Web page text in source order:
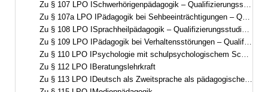
Zu § 107 LPO ISchwerhörigenpädagogik – Qualifizierungsstudium(Förderschwerpunkt Hören, auditiv-visuelle Ausrichtung)
Zu § 107a LPO IPädagogik bei Sehbeeinträchtigungen – Qualifizierungsstudium(Förderschwerpunkt Sehen)
Zu § 108 LPO ISprachheilpädagogik – Qualifizierungsstudium(Förderschwerpunkt Sprache)
Zu § 109 LPO IPädagogik bei Verhaltensstörungen – Qualifizierungsstudium(Förderschwerpunkt emotionale und soziale Entwicklung)
Zu § 110 LPO IPsychologie mit schulpsychologischem Schwerpunkt
Zu § 112 LPO IBeratungslehrkraft
Zu § 113 LPO IDeutsch als Zweitsprache als pädagogische Qualifikation